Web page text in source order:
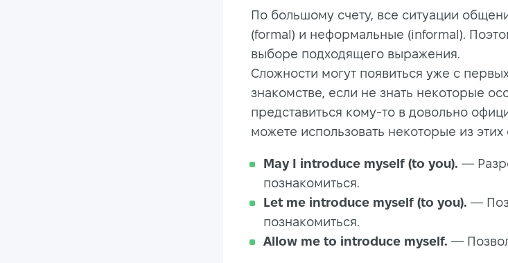
По большому счету, все ситуации
(formal) и неформальные (informal).
выборе подходящего выражения.
Сложности могут появиться уже с
знакомстве, если не знать некоторые
представиться кому-то в довольно
можете использовать некоторые из этих
May I introduce myself (to you). —
познакомиться.
Let me introduce myself (to you). —
познакомиться.
Allow me to introduce myself. —